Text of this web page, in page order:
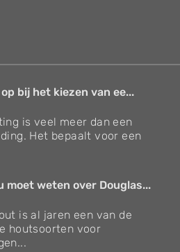
bij het kiezen van ee...
is veel meer dan een
Het bepaalt voor een
moet weten over Douglas...
is al jaren een van de
houtsoorten voor